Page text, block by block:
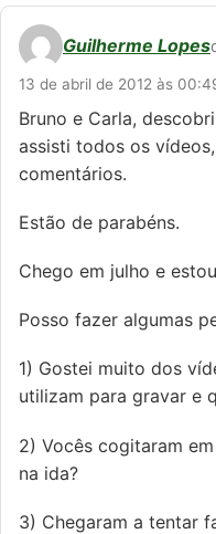
Guilherme Lopes
13 de abril de 2012 às
Bruno e Carla,
assisti todos os
comentários.
Estão de parabéns.
Chego em julho e
Posso fazer algumas
1) Gostei muito dos
utilizam para gravar e
2) Vocês cogitaram
na ida?
3) Chegaram a tentar